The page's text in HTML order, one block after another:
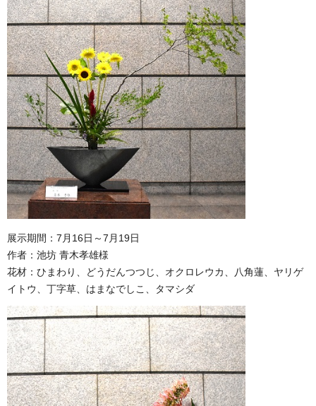
展示期間：7月16日～7月19日
作者：池坊 青木孝雄様
花材：ひまわり、どうだんつつじ、オクロレウカ、八角蓮、ヤリゲ
イトウ、丁字草、はまなでしこ、タマシダ